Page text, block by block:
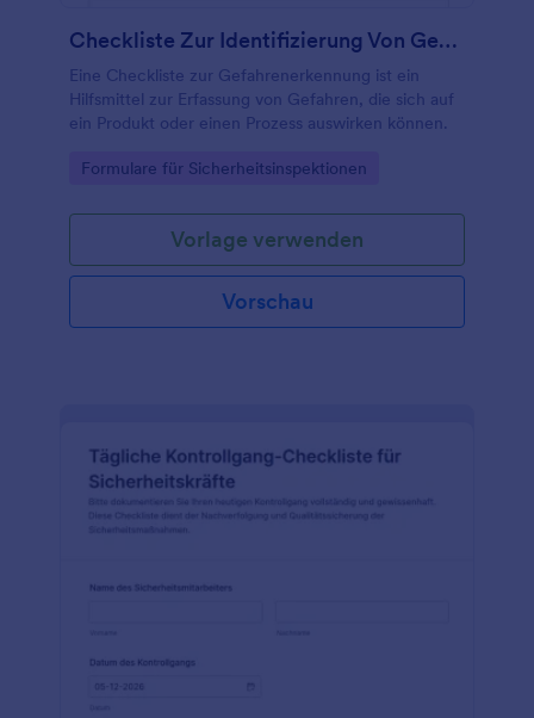
Checkliste Zur Identifizierung Von Gefährdungen
Eine Checkliste zur Gefahrenerkennung ist ein
Hilfsmittel zur Erfassung von Gefahren, die sich auf
ein Produkt oder einen Prozess auswirken können.
Go to Category:
Formulare für Sicherheitsinspektionen
Vorlage verwenden
Vorschau